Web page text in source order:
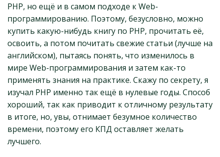
PHP, но ещё и в самом подходе к Web-
программированию. Поэтому, безусловно, можно
купить какую-нибудь книгу по PHP, прочитать её,
освоить, а потом почитать свежие статьи (лучше на
английском), пытаясь понять, что изменилось в
мире Web-программирования и затем как-то
применять знания на практике. Скажу по секрету, я
изучал PHP именно так ещё в нулевые годы. Способ
хороший, так как приводит к отличному результату
в итоге, но, увы, отнимает безумное количество
времени, поэтому его КПД оставляет желать
лучшего.